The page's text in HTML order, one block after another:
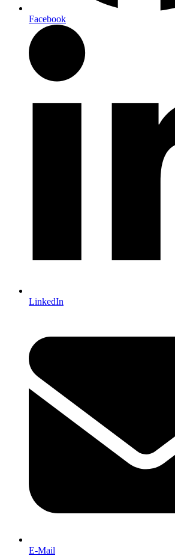
Facebook
LinkedIn
E-Mail